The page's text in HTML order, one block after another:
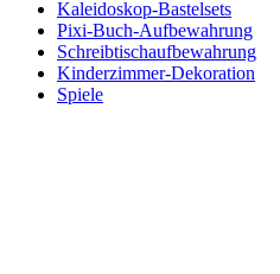
Kaleidoskop-Bastelsets
Pixi-Buch-Aufbewahrung
Schreibtischaufbewahrung
Kinderzimmer-Dekoration
Spiele